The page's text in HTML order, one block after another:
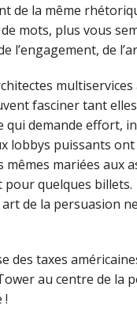
de la même
mots, plus vous
l’engagement, de
fasciner tant
qui demande
lobbys puissants
mariées aux
pour quelques billets.
de la persuasion
des taxes
au centre de la
!